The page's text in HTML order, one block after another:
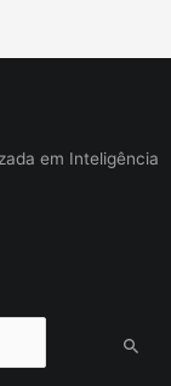
em Inteligência